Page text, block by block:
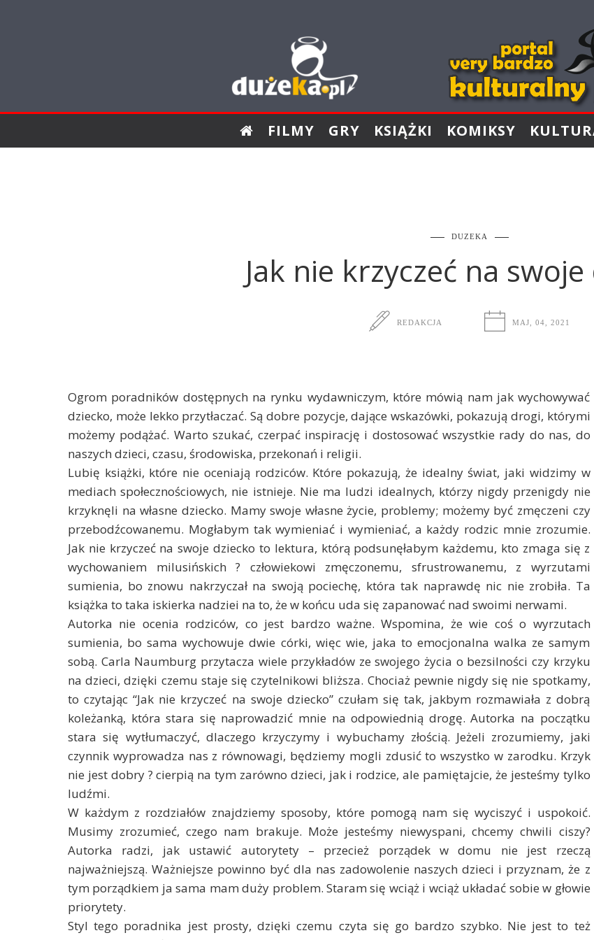
FILMY GRY KSIĄŻKI KOMIKSY
DUZEKA
Jak nie krzyczeć na
REDAKCJA MAJ, 04, 2021
Ogrom poradników dostępnych na rynku wydawniczym, które mówią nam jak wychowywać
dziecko, może lekko przytłaczać. Są dobre pozycje, dające wskazówki, pokazują drogi, którymi
możemy podążać. Warto szukać, czerpać inspirację i dostosować wszystkie rady do nas, do
naszych dzieci, czasu, środowiska, przekonań i religii.
Lubię książki, które nie oceniają rodziców. Które pokazują, że idealny świat, jaki widzimy w
mediach społecznościowych, nie istnieje. Nie ma ludzi idealnych, którzy nigdy przenigdy nie
krzyknęli na własne dziecko. Mamy swoje własne życie, problemy; możemy być zmęczeni czy
przebodźcowanemu. Mogłabym tak wymieniać i wymieniać, a każdy rodzic mnie zrozumie.
Jak nie krzyczeć na swoje dziecko to lektura, którą podsunęłabym każdemu, kto zmaga się z
wychowaniem milusińskich ? człowiekowi zmęczonemu, sfrustrowanemu, z wyrzutami
sumienia, bo znowu nakrzyczał na swoją pociechę, która tak naprawdę nic nie zrobiła. Ta
książka to taka iskierka nadziei na to, że w końcu uda się zapanować nad swoimi nerwami.
Autorka nie ocenia rodziców, co jest bardzo ważne. Wspomina, że wie coś o wyrzutach
sumienia, bo sama wychowuje dwie córki, więc wie, jaka to emocjonalna walka ze samym
sobą. Carla Naumburg przytacza wiele przykładów ze swojego życia o bezsilności czy krzyku
na dzieci, dzięki czemu staje się czytelnikowi bliższa. Chociaż pewnie nigdy się nie spotkamy,
to czytając “Jak nie krzyczeć na swoje dziecko” czułam się tak, jakbym rozmawiała z dobrą
koleżanką, która stara się naprowadzić mnie na odpowiednią drogę. Autorka na początku
stara się wytłumaczyć, dlaczego krzyczymy i wybuchamy złością. Jeżeli zrozumiemy, jaki
czynnik wyprowadza nas z równowagi, będziemy mogli zdusić to wszystko w zarodku. Krzyk
nie jest dobry ? cierpią na tym zarówno dzieci, jak i rodzice, ale pamiętajcie, że jesteśmy tylko
ludźmi.
W każdym z rozdziałów znajdziemy sposoby, które pomogą nam się wyciszyć i uspokoić.
Musimy zrozumieć, czego nam brakuje. Może jesteśmy niewyspani, chcemy chwili ciszy?
Autorka radzi, jak ustawić autorytety – przecież porządek w domu nie jest rzeczą
najważniejszą. Ważniejsze powinno być dla nas zadowolenie naszych dzieci i przyznam, że z
tym porządkiem ja sama mam duży problem. Staram się wciąż i wciąż układać sobie w głowie
priorytety.
Styl tego poradnika jest prosty, dzięki czemu czyta się go bardzo szybko. Nie jest to też